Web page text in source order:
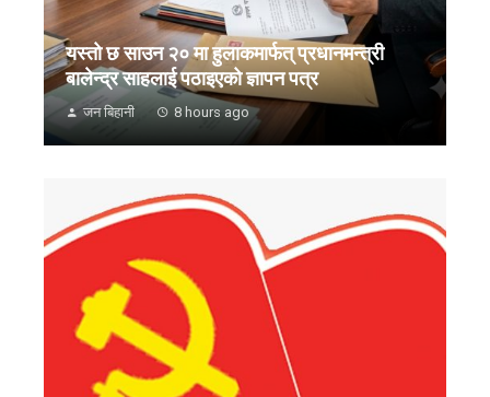
यस्तो छ साउन २० मा हुलाकमार्फत् प्रधानमन्त्री
बालेन्द्र साहलाई पठाइएको ज्ञापन पत्र
जन बिहानी 8 hours ago